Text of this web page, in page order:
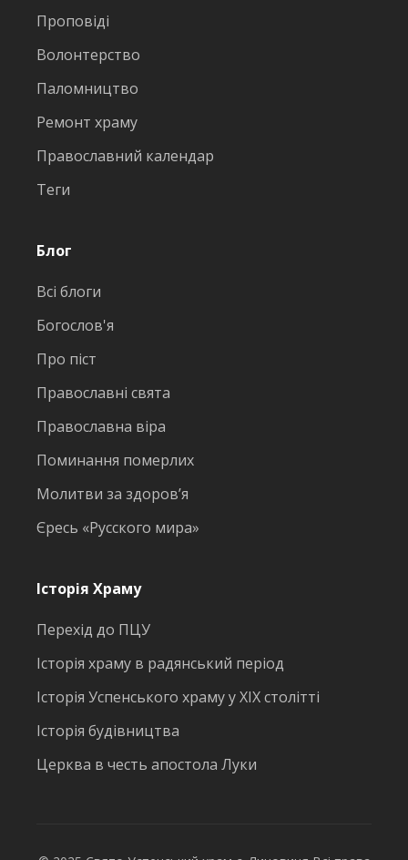
Проповіді
Волонтерство
Паломництво
Ремонт храму
Православний календар
Теги
Блог
Всі блоги
Богослов'я
Про піст
Православні свята
Православна віра
Поминання померлих
Молитви за здоров’я
Єресь «Русского мира»
Історія Храму
Перехід до ПЦУ
Історія храму в радянський період
Історія Успенського храму у ХІХ столітті
Історія будівництва
Церква в честь апостола Луки